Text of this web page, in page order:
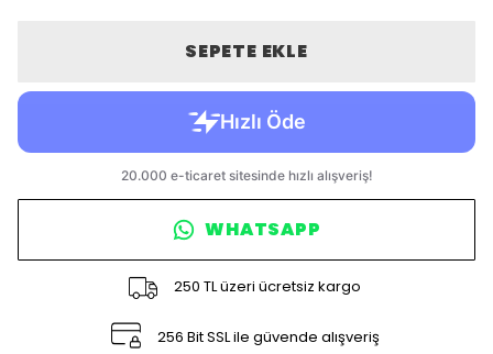
SEPETE EKLE
WHATSAPP
250 TL üzeri ücretsiz kargo
256 Bit SSL ile güvende alışveriş